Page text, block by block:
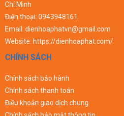
Chí Minh
Điện thoại: 0943948161
Email: dienhoaphatvn@gmail.com
Website: https://dienhoaphat.com/
CHÍNH SÁCH
Chính sách bảo hành
Chính sách thanh toán
Điều khoản giao dịch chung